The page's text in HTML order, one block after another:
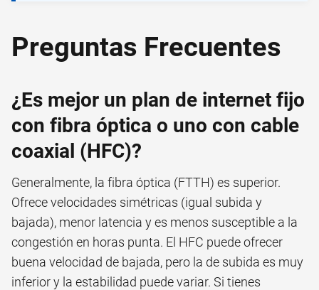
Preguntas Frecuentes
¿Es mejor un plan de internet fijo
con fibra óptica o uno con cable
coaxial (HFC)?
Generalmente, la fibra óptica (FTTH) es superior.
Ofrece velocidades simétricas (igual subida y
bajada), menor latencia y es menos susceptible a la
congestión en horas punta. El HFC puede ofrecer
buena velocidad de bajada, pero la de subida es muy
inferior y la estabilidad puede variar. Si tienes